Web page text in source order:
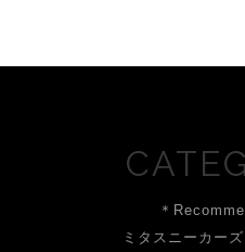
＊
ミタスニーカー